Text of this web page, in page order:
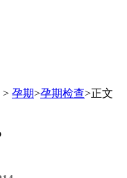
> 孕期>孕期检查>正文